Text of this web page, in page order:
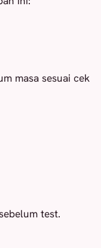
masa sesuai cek
test.